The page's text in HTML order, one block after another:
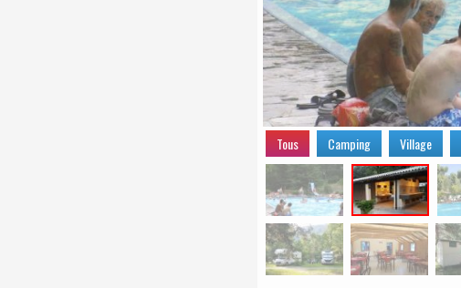
Tous Camping Village